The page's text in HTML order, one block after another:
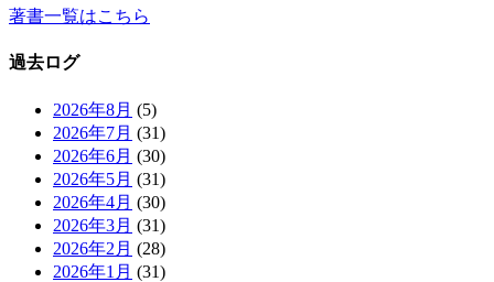
著書一覧はこちら
過去ログ
2026年8月 (5)
2026年7月 (31)
2026年6月 (30)
2026年5月 (31)
2026年4月 (30)
2026年3月 (31)
2026年2月 (28)
2026年1月 (31)